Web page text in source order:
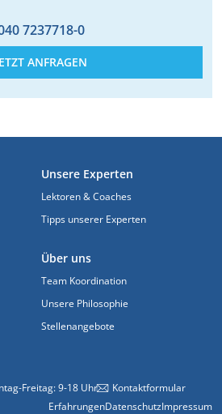
7237718-0
ANFRAGEN
Freitag: 9-18 Uhr Kontaktformular
Unsere Experten
Lektoren & Coaches
Tipps unserer Experten
Über uns
Team Koordination
Unsere Philosophie
Stellenangebote
ErfahrungenDatenschutzImpressum